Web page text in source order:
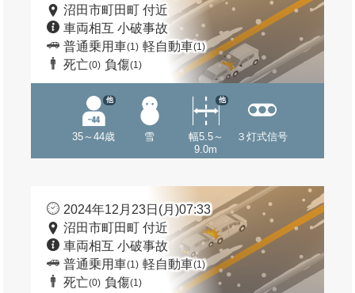
沼田市町田町 付近
車両相互 小破事故
普通乗用車(1) 軽自動車(1)
死亡(0) 負傷(1)
35～44歳
他
雪
幅5.5～
9.0m
他
３灯式信号
2024年12月23日(月)07:33
沼田市町田町 付近
車両相互 小破事故
普通乗用車(1) 軽自動車(1)
死亡(0) 負傷(1)